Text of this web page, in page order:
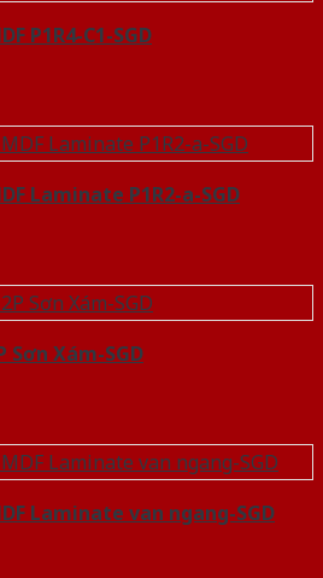
P1R4-C1-SGD
Laminate P1R2-a-SGD
Sơn Xám-SGD
Laminate van ngang-SGD